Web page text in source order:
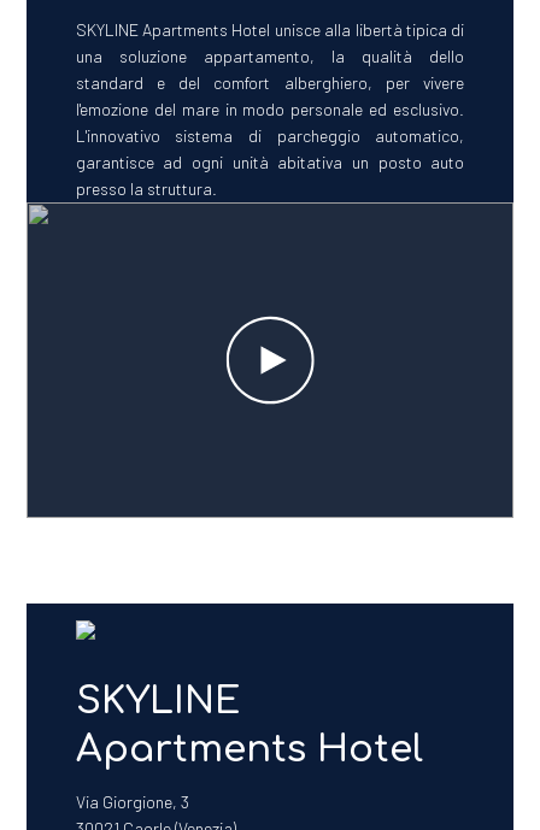
SKYLINE Apartments Hotel unisce alla libertà tipica di
una soluzione appartamento, la qualità dello
standard e del comfort alberghiero, per vivere
l'emozione del mare in modo personale ed esclusivo.
L'innovativo sistema di parcheggio automatico,
garantisce ad ogni unità abitativa un posto auto
presso la struttura.
SKYLINE
Apartments Hotel
Via Giorgione, 3